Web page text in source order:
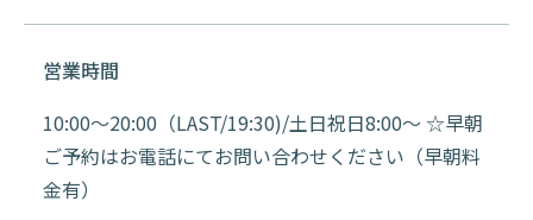
営業時間
10:00～20:00（LAST/19:30)/土日祝日8:00～ ☆早朝
ご予約はお電話にてお問い合わせください（早朝料
金有）